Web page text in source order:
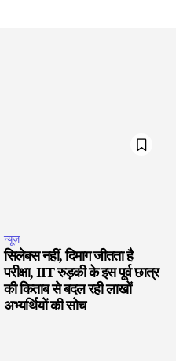
न्यूज़
सिलेबस नहीं, दिमाग जीतता है
परीक्षा, IIT रुड़की के इस पूर्व छात्र
की किताब से बदल रही लाखों
अभ्यर्थियों की सोच